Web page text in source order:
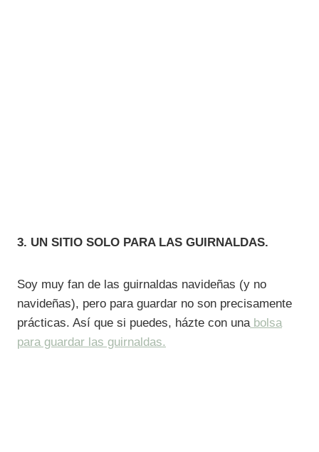
3. UN SITIO SOLO PARA LAS GUIRNALDAS.
Soy muy fan de las guirnaldas navideñas (y no
navideñas), pero para guardar no son precisamente
prácticas. Así que si puedes, házte con una bolsa
para guardar las guirnaldas.